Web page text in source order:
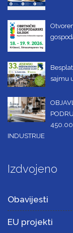
sajmu
INDUSTRIJE
Izdvojeno
Obavijesti
EU projekti